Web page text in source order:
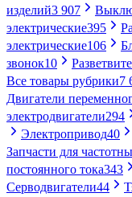
изделий3 907
электрические395
электрические106
звонок10
Все товары рубрики7
Двигатели
электродвигатели294
Электропривод40
Запчасти для
постоянного тока343
Серводвигатели44